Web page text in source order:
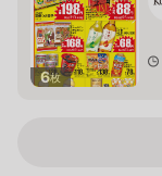
6枚